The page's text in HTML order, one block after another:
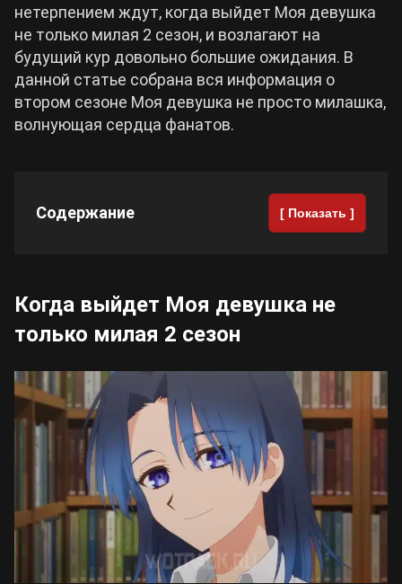
нетерпением ждут, когда выйдет Моя девушка
не только милая 2 сезон, и возлагают на
будущий кур довольно большие ожидания. В
данной статье собрана вся информация о
втором сезоне Моя девушка не просто милашка,
волнующая сердца фанатов.
Содержание [ Показать ]
Когда выйдет Моя девушка не
только милая 2 сезон